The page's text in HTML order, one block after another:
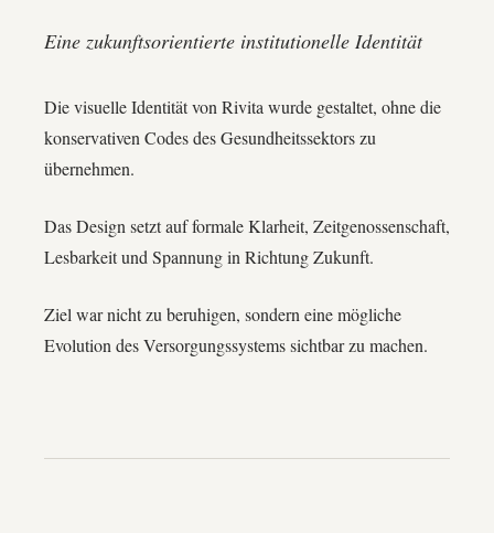
Eine zukunftsorientierte institutionelle Identität
Die visuelle Identität von Rivita wurde gestaltet, ohne die
konservativen Codes des Gesundheitssektors zu
übernehmen.
Das Design setzt auf formale Klarheit, Zeitgenossenschaft,
Lesbarkeit und Spannung in Richtung Zukunft.
Ziel war nicht zu beruhigen, sondern eine mögliche
Evolution des Versorgungssystems sichtbar zu machen.